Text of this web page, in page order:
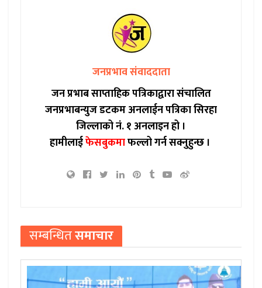
जनप्रभाव संवाददाता
जन प्रभाब साप्ताहिक पत्रिकाद्वारा संचालित
जनप्रभाबन्युज डटकम अनलाईन पत्रिका सिरहा
जिल्लाको नं. १ अनलाइन हो ।
हामीलाईफेसबुकमाफल्लो गर्न सक्नुहुन्छ ।
सम्बन्धितसमाचार